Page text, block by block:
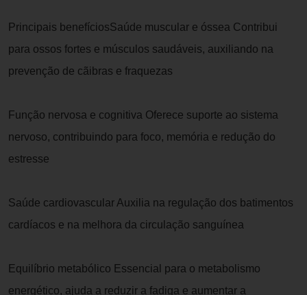
Principais benefíciosSaúde muscular e óssea Contribui
para ossos fortes e músculos saudáveis, auxiliando na
prevenção de cãibras e fraquezas
Função nervosa e cognitiva Oferece suporte ao sistema
nervoso, contribuindo para foco, memória e redução do
estresse
Saúde cardiovascular Auxilia na regulação dos batimentos
cardíacos e na melhora da circulação sanguínea
Equilíbrio metabólico Essencial para o metabolismo
energético, ajuda a reduzir a fadiga e aumentar a